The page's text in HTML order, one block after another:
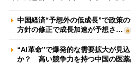
中国経済“予想外の低成長”で政策
方針の修正で成長加速が予想さ…
“AI革命”で爆発的な需要拡大が見
か？ 高い競争力を持つ中国の医